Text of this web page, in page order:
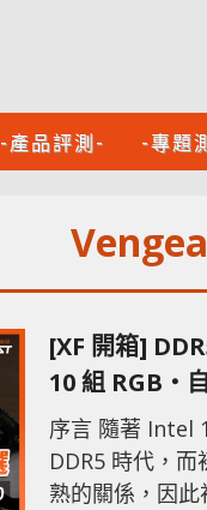
-產品評測- -專題
[XF 開箱]
10 組 RGB‧
RGB DDR5
序言 隨著 Intel
DDR5 時代，
熟的關係，因